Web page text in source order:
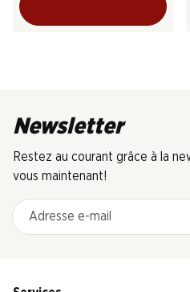
Newsletter
Restez au courant grâce à la
vous maintenant!
Adresse e-mail